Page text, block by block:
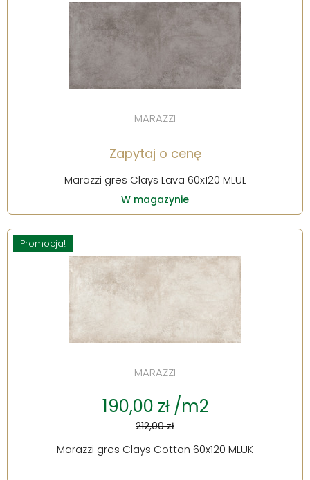
MARAZZI
Zapytaj o cenę
Marazzi gres Clays Lava 60x120 MLUL
W magazynie
Promocja!
MARAZZI
190,00 zł /m2
212,00 zł
Marazzi gres Clays Cotton 60x120 MLUK